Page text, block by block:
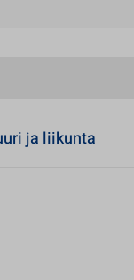
ja liikunta